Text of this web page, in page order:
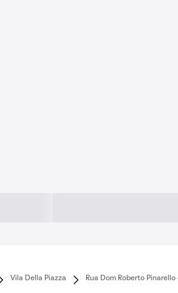
Vila Della Piazza Rua Dom Roberto Pinarello